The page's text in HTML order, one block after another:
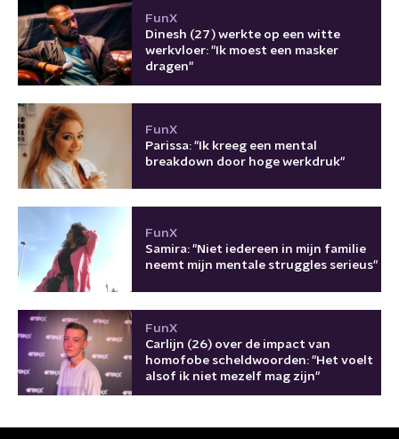
FunX
Dinesh (27) werkte op een witte
werkvloer: "Ik moest een masker
dragen"
FunX
Parissa: "Ik kreeg een mental
breakdown door hoge werkdruk"
FunX
Samira: "Niet iedereen in mijn familie
neemt mijn mentale struggles serieus"
FunX
Carlijn (26) over de impact van
homofobe scheldwoorden: "Het voelt
alsof ik niet mezelf mag zijn"